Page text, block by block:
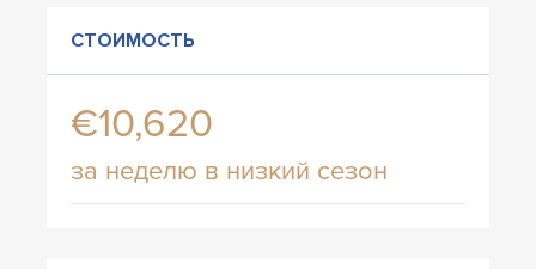
СТОИМОСТЬ
€10,620
за неделю в низкий сезон